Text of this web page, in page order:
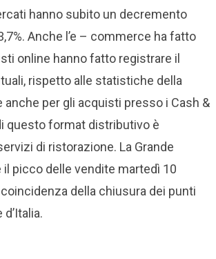
hanno subito un decremento
Anche l’e – commerce ha fatto
online hanno fatto registrare il
rispetto alle statistiche della
per gli acquisti presso i Cash &
questo format distributivo è
di ristorazione. La Grande
picco delle vendite martedì 10
della chiusura dei punti